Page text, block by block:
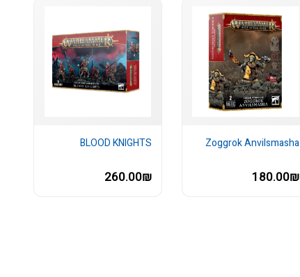
Zoggrok Anvilsmasha
180.00₪
BLOOD KNIGHTS
260.00₪